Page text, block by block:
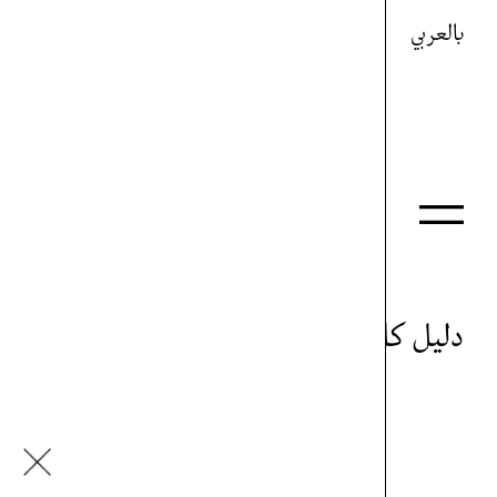
بالعربي
دليل كل شيء
هيغ ايفزيان